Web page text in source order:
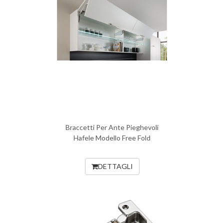
Braccetti Per Ante Pieghevoli
Hafele Modello Free Fold
DETTAGLI